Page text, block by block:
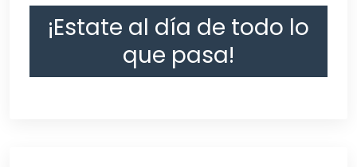
¡Estate al día de todo lo
que pasa!